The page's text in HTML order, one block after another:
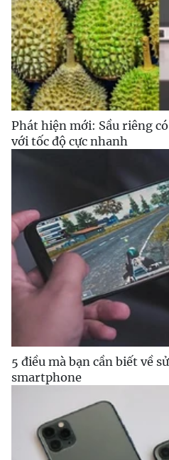
Phát hiện mới: Sầu riêng
với tốc độ cực nhanh
5 điều mà bạn cần biết về
smartphone